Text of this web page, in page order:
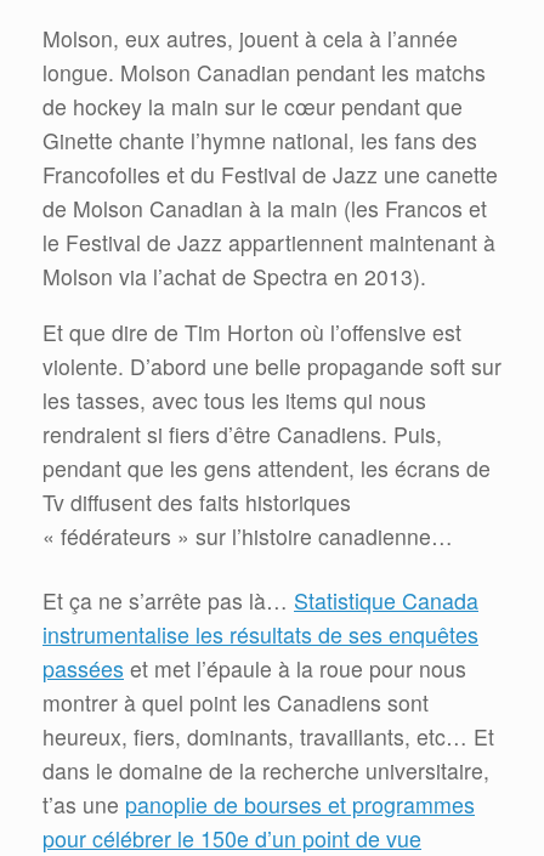
Molson, eux autres, jouent à cela à l’année
longue. Molson Canadian pendant les matchs
de hockey la main sur le cœur pendant que
Ginette chante l’hymne national, les fans des
Francofolies et du Festival de Jazz une canette
de Molson Canadian à la main (les Francos et
le Festival de Jazz appartiennent maintenant à
Molson via l’achat de Spectra en 2013).
Et que dire de Tim Horton où l’offensive est
violente. D’abord une belle propagande soft sur
les tasses, avec tous les items qui nous
rendraient si fiers d’être Canadiens. Puis,
pendant que les gens attendent, les écrans de
Tv diffusent des faits historiques
« fédérateurs » sur l’histoire canadienne…
Et ça ne s’arrête pas là… Statistique Canada
instrumentalise les résultats de ses enquêtes
passées et met l’épaule à la roue pour nous
montrer à quel point les Canadiens sont
heureux, fiers, dominants, travaillants, etc… Et
dans le domaine de la recherche universitaire,
t’as une panoplie de bourses et programmes
pour célébrer le 150e d’un point de vue